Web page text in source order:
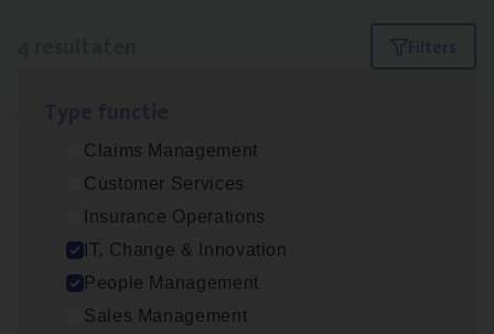
Filters
Claims Management
Customer Services
Insurance Operations
IT, Change & Innovation
People Management
Sales Management
Busi­ness Analyst
IT, Change & Innovation
Antwerpen
(Agi­le)IT Pro­ject Manager